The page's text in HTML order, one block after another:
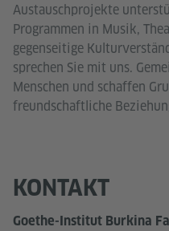
Austauschprojekte
Programmen in Musik,
gegenseitige
sprechen Sie mit uns.
Menschen und schaffen
freundschaftliche
KONTAKT
Goethe-Institut Burkina